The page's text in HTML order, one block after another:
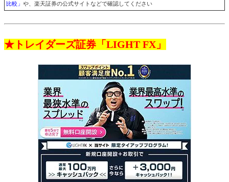
比較」 や、楽天証券の公式サイトなどで確認してください
★トレイダーズ証券「LIGHT FX」